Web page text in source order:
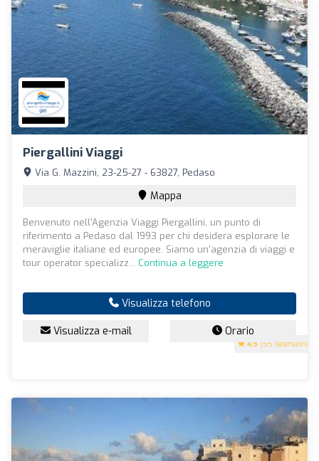
Piergallini Viaggi
4.5 (55 recensioni)
Via G. Mazzini, 23-25-27 - 63827, Pedaso
Mappa
Benvenuto nell'Agenzia Viaggi Piergallini, un punto di
riferimento a Pedaso dal 1993 per chi desidera esplorare le
meraviglie italiane ed europee. Siamo un'agenzia di viaggi e
tour operator specializz... Continua a leggere
Visualizza telefono
Visualizza e-mail Orario